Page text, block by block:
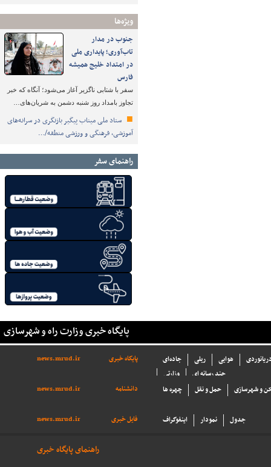
ویژه‌ها
جنوب در مدار
تاب‌آوری؛ پایداری ملی
در امتداد خلیج همیشه
فارس
سفر با شتابی ناگزیر آغاز می‌شود؛ آنگاه که خبر
تجاوز بامداد روز شنبه دشمن به شریان‌های…
ستاد ملی میناب پیگیر بازنگری در سرانه‌های
آموزشی، فرهنگی و ورزشی منطقه/…
راهنمای سفر
پایگاه خبری وزارت راه و شهرسازی
پایگاه خبری news.mrud.ir جاده‌ای ریلی هوایی
وزارتی
چند رسانه ای
دانشنامه
news.mrud.ir چهره ها حمل و نقل و شهرسازی
فایل خبری news.mrud.ir اینفوگراف نمودار جدول
راهنمای پایگاه خبری